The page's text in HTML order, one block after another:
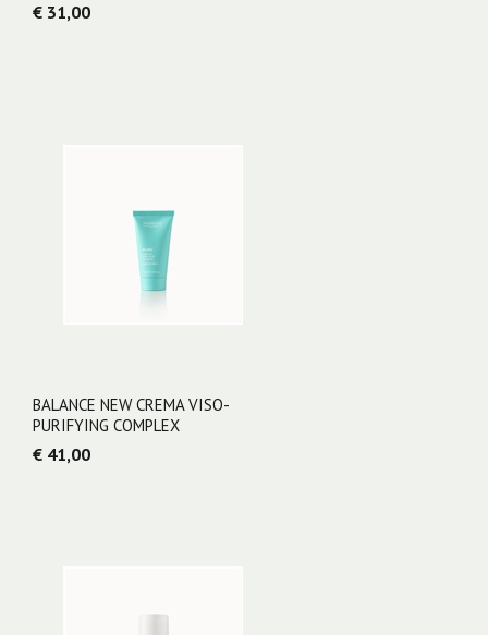
€ 31,00
BALANCE NEW CREMA VISO-
PURIFYING COMPLEX
€ 41,00